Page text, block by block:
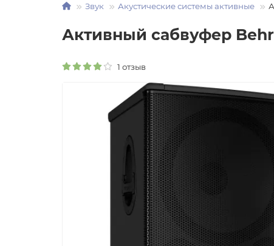
Звук Акустические системы активные
Активный сабвуфер
1 отзыв